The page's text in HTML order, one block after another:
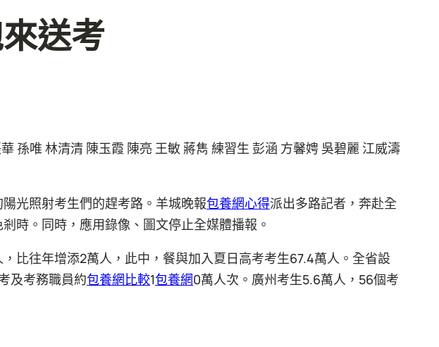
送考
孫唯 林清清 陳玉霞 陳亮 王敏 蔣雋 練習生 彭涵 方馨娉 吳碧麗 江威濤
光照射考生們的趕考路。羊城晚報包養網心得派出多路記者，奔赴全
時。同時，應用錄像、圖文停止全媒體播報。
比往年增添2萬人，此中，餐與加入夏日高考考生67.4萬人。全省設
及考務職員約包養網比較1包養網0萬人次。廣州考生5.6萬人，56個考